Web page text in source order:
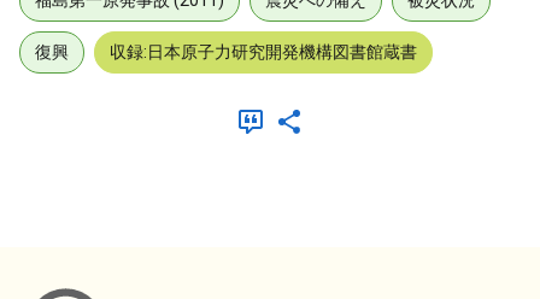
復興 収録:日本原子力研究開発機構図書館蔵書